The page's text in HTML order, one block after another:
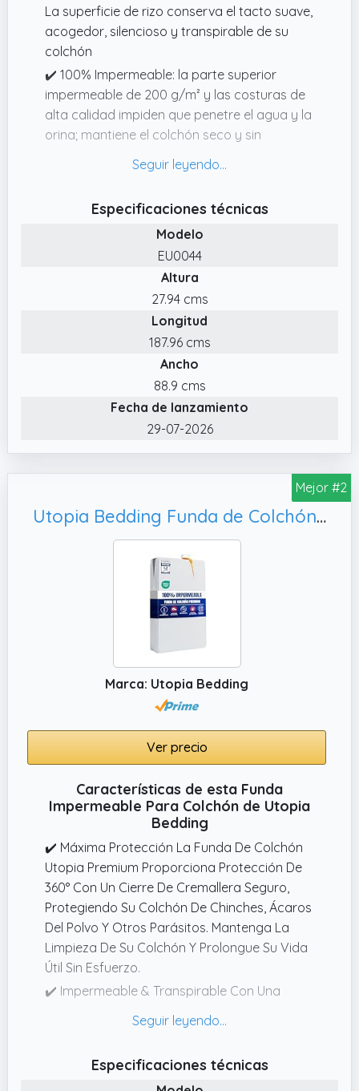
La superficie de rizo conserva el tacto suave,
acogedor, silencioso y transpirable de su
colchón
✔️ 100% Impermeable: la parte superior
impermeable de 200 g/m² y las costuras de
alta calidad impiden que penetre el agua y la
orina; mantiene el colchón seco y sin
sustancias nocivas y certificado STANDARD
100 por OEKOTEX, garantiza seguridad y
respeto por el medio ambiente. Perfecto
para un entorno de descanso saludable.
✔️ Diseño frottee: Este protector de colchón
se adapta perfectamente a su cama, con
dobladillos profesionalmente doblados y
bolsillos de ajuste profundo.
✔️ Instrucciones De Cuidado: Lavar a
máquina en frío con programa delicado;
secar en secadora a baja temperatura; no
Especificaciones técnicas
Modelo
EU0044
Altura
27.94 cms
Longitud
187.96 cms
Ancho
88.9 cms
Fecha de lanzamiento
29-07-2026
Mejor #2
Utopia Bedding Funda de Colchón 90 x 190 x 30 cm Impermeable con Cremallera, Cubre Colchon
Marca: Utopia Bedding
Ver precio
Características de esta Funda
Impermeable Para Colchón de Utopia
Bedding
✔️ Máxima Protección La Funda De Colchón
Utopia Premium Proporciona Protección De
360° Con Un Cierre De Cremallera Seguro,
Protegiendo Su Colchón De Chinches, Ácaros
Del Polvo Y Otros Parásitos. Mantenga La
Limpieza De Su Colchón Y Prolongue Su Vida
Útil Sin Esfuerzo.
✔️ Impermeable & Transpirable Con Una
Una Barrera Fiable Contra Líquidos Como
Manteniendo La Transpirabilidad Para Un
Especificaciones técnicas